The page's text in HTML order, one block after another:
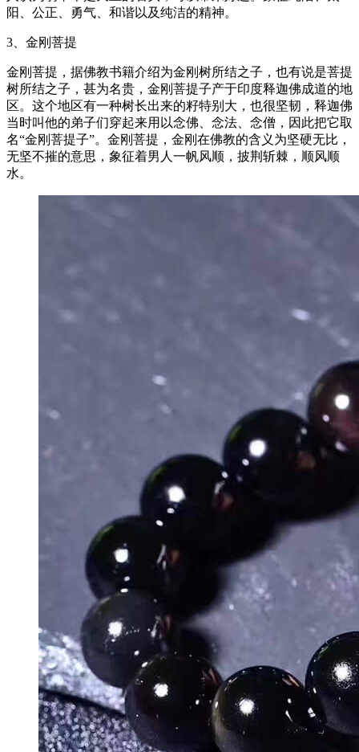
阳、公正、勇气、和谐以及纯洁的精神。
3、金刚菩提
金刚菩提，据佛教书籍介绍为金刚树所结之子，也有说是菩提
树所结之子，甚为名贵，金刚菩提子产于印度释迦佛成道的地
区。这个地区有一种树长出来的籽特别大，也很坚韧，释迦佛
当时叫他的弟子们穿起来用以念佛、念法、念僧，因此把它取
名“金刚菩提子”。金刚菩提，金刚在佛教的含义为坚硬无比，
无坚不摧的意思，象征着男人一帆风顺，披荆斩棘，顺风顺
水。